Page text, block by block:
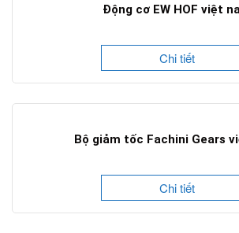
Động cơ EW HOF việt
Chi tiết
Bộ giảm tốc Fachini Gears
Chi tiết